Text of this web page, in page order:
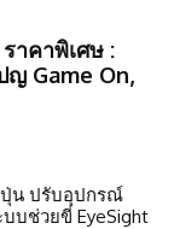
าคาพิเศษ :
ญ Game On,
ปุ่น ปรับอุปกรณ์
บช่วยขี่ EyeSight